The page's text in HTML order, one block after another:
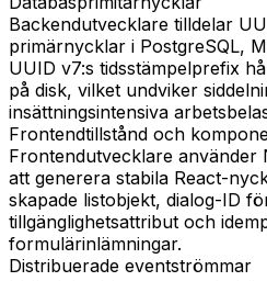
Backendutvecklare tilldelar
primärnycklar i PostgreSQL,
UUID v7:s tidsstämpelprefix
på disk, vilket undviker
insättningsintensiva
Frontendtillstånd och
Frontendutvecklare
att generera stabila React-
skapade listobjekt, dialog-ID
tillgänglighetsattribut och
formulärinlämningar.
Distribuerade eventströmmar